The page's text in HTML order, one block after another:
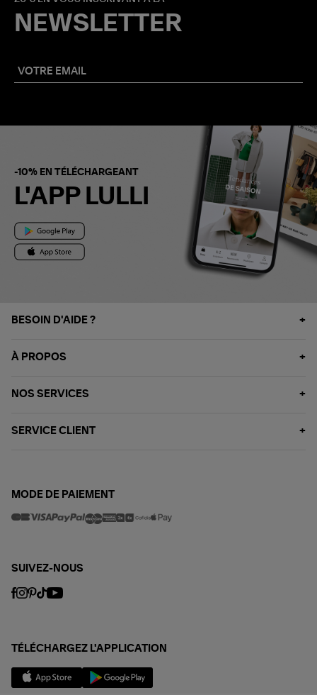
NEWSLETTER
-10% EN TÉLÉCHARGEANT
L'APP LULLI
BESOIN D'AIDE ?
À PROPOS
NOS SERVICES
SERVICE CLIENT
MODE DE PAIEMENT
SUIVEZ-NOUS
TÉLÉCHARGEZ L'APPLICATION